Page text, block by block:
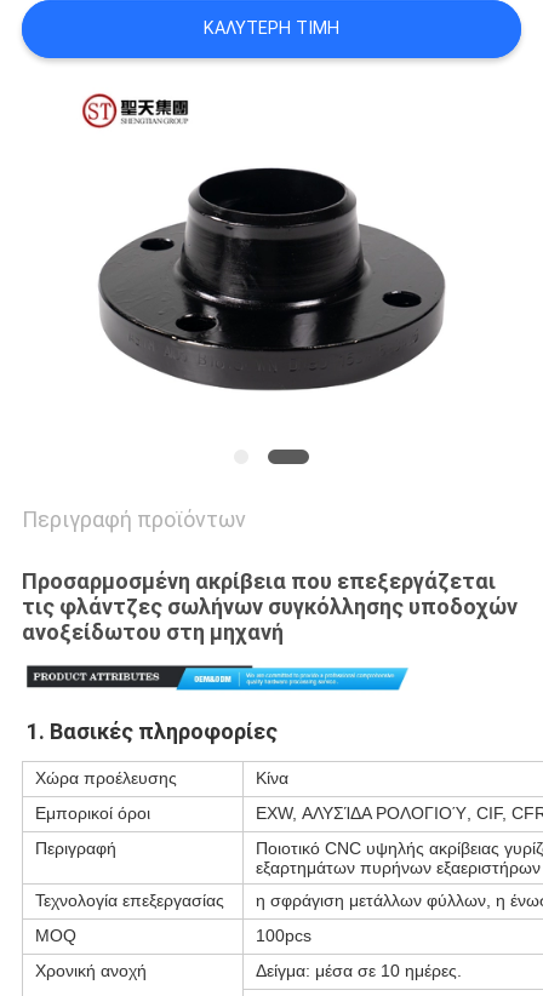
SITEMAP
ΠΟΛΙΤΙΚΉ
ΑΠΟΡΡΉΤΟΥ
ΚΑΛΎΤΕΡΗ ΤΙΜΉ
Περιγραφή προϊόντων
Προσαρμοσμένη ακρίβεια που επεξεργάζεται
τις φλάντζες σωλήνων συγκόλλησης υποδοχών
ανοξείδωτου στη μηχανή
1. Βασικές πληροφορίες
Χώρα προέλευσης
Κίνα
Εμπορικοί όροι
EXW, ΑΛΥΣΊΔΑ ΡΟΛΟΓΙΟΎ, CIF,
Περιγραφή
Ποιοτικό CNC υψηλής ακρίβειας
εξαρτημάτων πυρήνων εξαεριστήρων
Τεχνολογία επεξεργασίας
η σφράγιση μετάλλων φύλλων, η
MOQ
100pcs
Χρονική ανοχή
Δείγμα: μέσα σε 10 ημέρες.